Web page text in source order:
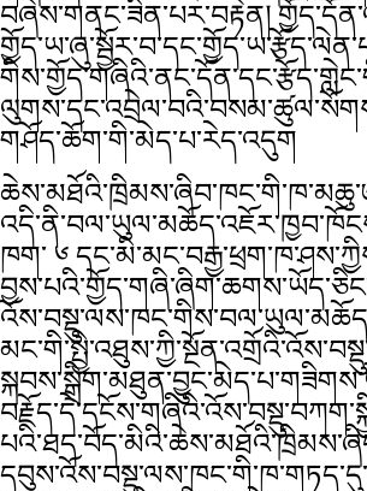
བཞེས་གནང་ཟིན་པར་བརྟེན།
གཤོད་ཆོག་གི་མེད་པ་རེད་འདུག
ཁག་ ༦